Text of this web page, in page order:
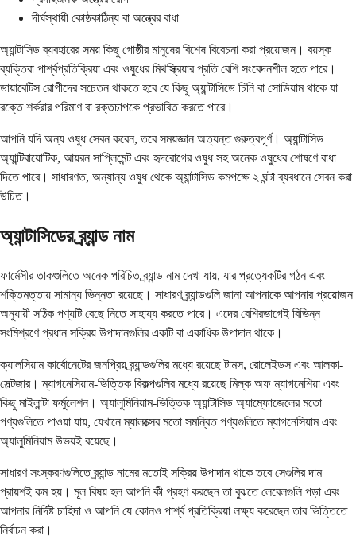
দীর্ঘস্থায়ী কোষ্ঠকাঠিন্য বা অন্ত্রের বাধা
অ্যান্টাসিড ব্যবহারের সময় কিছু গোষ্ঠীর মানুষের বিশেষ বিবেচনা করা প্রয়োজন। বয়স্ক
ব্যক্তিরা পার্শ্বপ্রতিক্রিয়া এবং ওষুধের মিথস্ক্রিয়ার প্রতি বেশি সংবেদনশীল হতে পারে।
ডায়াবেটিস রোগীদের সচেতন থাকতে হবে যে কিছু অ্যান্টাসিডে চিনি বা সোডিয়াম থাকে যা
রক্তে শর্করার পরিমাণ বা রক্তচাপকে প্রভাবিত করতে পারে।
আপনি যদি অন্য ওষুধ সেবন করেন, তবে সময়জ্ঞান অত্যন্ত গুরুত্বপূর্ণ। অ্যান্টাসিড
অ্যান্টিবায়োটিক, আয়রন সাপ্লিমেন্ট এবং হৃদরোগের ওষুধ সহ অনেক ওষুধের শোষণে বাধা
দিতে পারে। সাধারণত, অন্যান্য ওষুধ থেকে অ্যান্টাসিড কমপক্ষে ২ ঘন্টা ব্যবধানে সেবন করা
উচিত।
অ্যান্টাসিডের ব্র্যান্ড নাম
ফার্মেসীর তাকগুলিতে অনেক পরিচিত ব্র্যান্ড নাম দেখা যায়, যার প্রত্যেকটির গঠন এবং
শক্তিমত্তায় সামান্য ভিন্নতা রয়েছে। সাধারণ ব্র্যান্ডগুলি জানা আপনাকে আপনার প্রয়োজন
অনুযায়ী সঠিক পণ্যটি বেছে নিতে সাহায্য করতে পারে। এদের বেশিরভাগেই বিভিন্ন
সংমিশ্রণে প্রধান সক্রিয় উপাদানগুলির একটি বা একাধিক উপাদান থাকে।
ক্যালসিয়াম কার্বোনেটের জনপ্রিয় ব্র্যান্ডগুলির মধ্যে রয়েছে টামস, রোলেইডস এবং আলকা-
সেল্টজার। ম্যাগনেসিয়াম-ভিত্তিক বিকল্পগুলির মধ্যে রয়েছে মিল্ক অফ ম্যাগনেশিয়া এবং
কিছু মাইলান্টা ফর্মুলেশন। অ্যালুমিনিয়াম-ভিত্তিক অ্যান্টাসিড অ্যাম্ফোজেলের মতো
পণ্যগুলিতে পাওয়া যায়, যেখানে ম্যালক্সের মতো সমন্বিত পণ্যগুলিতে ম্যাগনেসিয়াম এবং
অ্যালুমিনিয়াম উভয়ই রয়েছে।
সাধারণ সংস্করণগুলিতে ব্র্যান্ড নামের মতোই সক্রিয় উপাদান থাকে তবে সেগুলির দাম
প্রায়শই কম হয়। মূল বিষয় হল আপনি কী গ্রহণ করছেন তা বুঝতে লেবেলগুলি পড়া এবং
আপনার নির্দিষ্ট চাহিদা ও আপনি যে কোনও পার্শ্ব প্রতিক্রিয়া লক্ষ্য করেছেন তার ভিত্তিতে
নির্বাচন করা।